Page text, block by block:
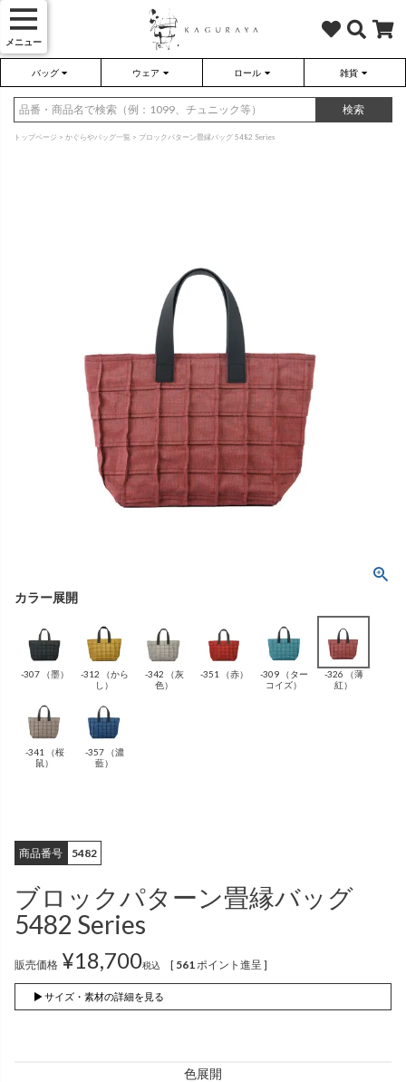
メニュー
バッグ
かぐらやバッグ
ショルダーバッグ ポーチ・小物
かぐらやバッグ一覧
ウェア
かぐらやウェア
ワンピース チュニック
ブラウス カラーブラウス
スカート
ロール
かぐらやロール
ふんわりあたたか（無地）
（綿56%、アクリル24%、
ポリウレタン4%）
ふんわりあたたか
（ボーダー）
（綿56%、アクリル24%、
ナイロン16%、
（無地）
（レーヨン76％、ポリエステル18％、
シルク4％、ポリウレタン2%）
絹プラス （ボーダー）
（レーヨン76%、ポリエステル18%、
シルク4%
ポリウレタン2%）
麻12%、ラミー12%、
ポリウレタン2%）
雑貨
雑貨
ソックス・タイツ・ストッキ
ング
インテリア雑貨
雑貨一覧
検索
トップページ かぐらやバッグ一覧 ブロックパターン畳縁バッグ 5482 Series
-307 （墨）
-312 （から
し）
-342 （灰
色）
-351 （赤）
-309 （ター
コイズ）
-326 （薄
紅）
-341 （桜
鼠）
-357 （濃
藍）
商品番号 5482
ブロックパターン畳縁バッグ
5482 Series
販売価格 ¥18,700税込 [ 561 ポイント進呈 ]
▶ サイズ・素材の詳細を見る
色展開